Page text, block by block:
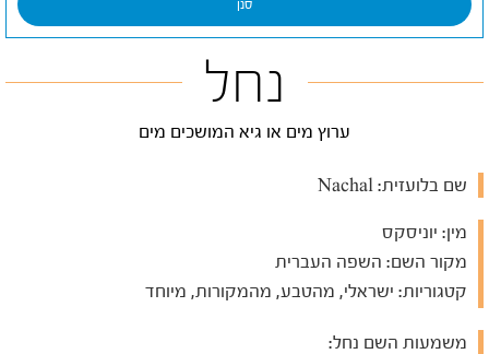
נחל
ערוץ מים או גיא המושכים מים
שם בלועזית:
מין: יוניסקס
מקור השם: השפה העברית
קטגוריות: ישראלי, מהטבע, מהמקורות, מיוחד
משמעות השם נחל: